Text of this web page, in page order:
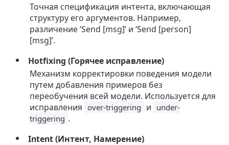
Точная спецификация интента, включающая
структуру его аргументов. Например,
различение ‘Send [msg]’ и ‘Send [person]
[msg]’.
Hotfixing (Горячее исправление)
Механизм корректировки поведения модели
путем добавления примеров без
переобучения всей модели. Используется для
исправления over-triggering и under-
triggering .
Intent (Интент, Намерение)